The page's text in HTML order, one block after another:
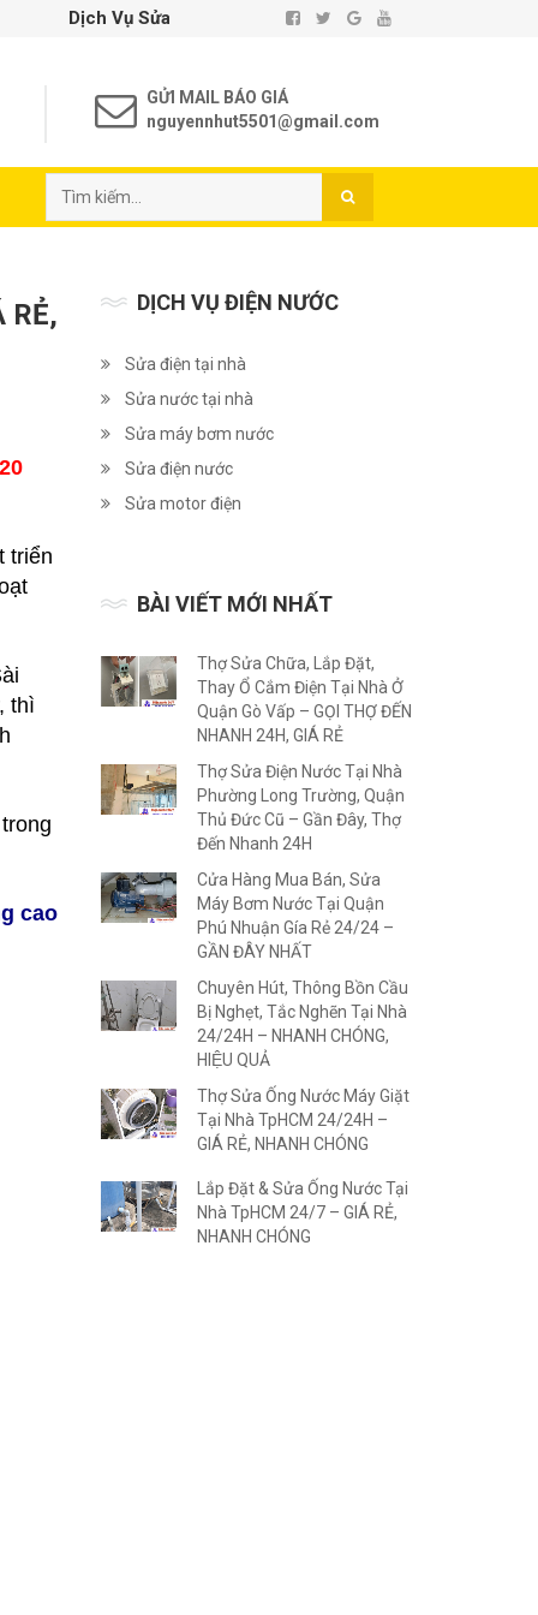
Vụ Sửa Chữa Điện Nước Tại Nhà TP. Hồ Chí Minh - Uy Tín -
GỬI MAIL BÁO GIÁ
nguyennhut5501@gmail.com
RẺ,
triển
thì
cao
DỊCH VỤ ĐIỆN NƯỚC
Sửa điện tại nhà
Sửa nước tại nhà
Sửa máy bơm nước
Sửa điện nước
Sửa motor điện
BÀI VIẾT MỚI NHẤT
Thợ Sửa Chữa, Lắp Đặt,
Thay Ổ Cắm Điện Tại Nhà Ở
Quận Gò Vấp – GỌI THỢ ĐẾN
NHANH 24H, GIÁ RẺ
Thợ Sửa Điện Nước Tại Nhà
Phường Long Trường, Quận
Thủ Đức Cũ – Gần Đây, Thợ
Đến Nhanh 24H
Cửa Hàng Mua Bán, Sửa
Máy Bơm Nước Tại Quận
Phú Nhuận Gía Rẻ 24/24 –
GẦN ĐÂY NHẤT
Chuyên Hút, Thông Bồn Cầu
Bị Nghẹt, Tắc Nghẽn Tại Nhà
24/24H – NHANH CHÓNG,
HIỆU QUẢ
Thợ Sửa Ống Nước Máy Giặt
Tại Nhà TpHCM 24/24H –
GIÁ RẺ, NHANH CHÓNG
Lắp Đặt & Sửa Ống Nước Tại
Nhà TpHCM 24/7 – GIÁ RẺ,
NHANH CHÓNG